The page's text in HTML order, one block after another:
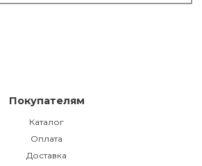
Покупателям
Каталог
Оплата
Доставка